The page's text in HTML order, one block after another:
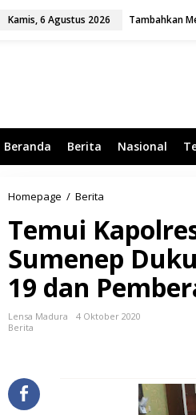
Kamis, 6 Agustus 2026 Tambahkan
Beranda Berita Nasional
Homepage / Berita
m
u
i
K
a
o
Temui
Sumenep
19 dan
Lensa Madura
4 Oktober 2020
Berita